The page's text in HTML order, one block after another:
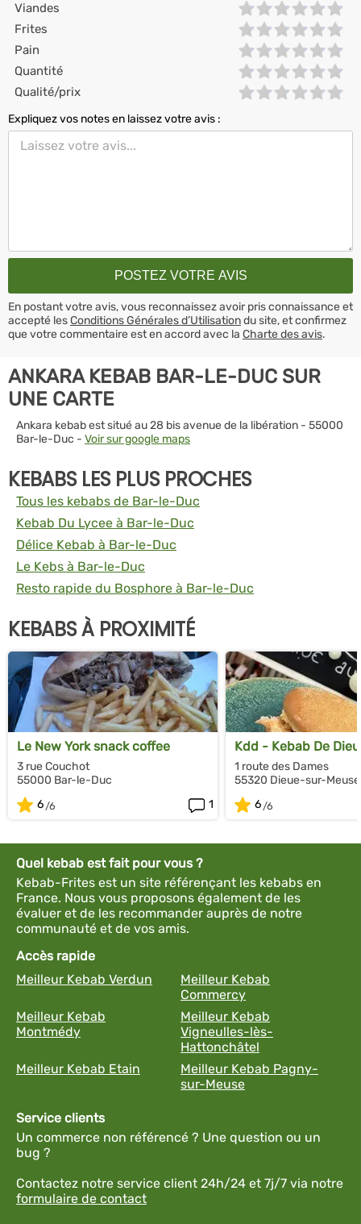
Viandes
Frites
Pain
Quantité
Qualité/prix
Expliquez vos notes en laissez votre avis :
En postant votre avis, vous reconnaissez avoir pris connaissance et
accepté lesConditions Générales d’Utilisationdu site, et confirmez
que votre commentaire est en accord avec la Charte des avis.
ANKARA KEBAB BAR-LE-DUC SUR
UNE CARTE
Ankara kebab est situé au 28 bis avenue de la libération - 55000
Bar-le-Duc - Voir sur google maps
KEBABS LES PLUS PROCHES
Tous les kebabs de Bar-le-Duc
Kebab Du Lycee à Bar-le-Duc
Délice Kebab à Bar-le-Duc
Le Kebs à Bar-le-Duc
Resto rapide du Bosphore à Bar-le-Duc
KEBABS À PROXIMITÉ
Le New York snack coffee
3 rue Couchot
55000 Bar-le-Duc
6
1
Kdd - Kebab De
1 route des Dames
55320 Dieue-sur-Meuse
6
Quel kebab est fait pour vous ?
Kebab-Frites est un site référençant les kebabs en
France. Nous vous proposons également de les
évaluer et de les recommander auprès de notre
communauté et de vos amis.
Accès rapide
Meilleur Kebab Verdun
Meilleur Kebab
Commercy
Meilleur Kebab
Montmédy
Meilleur Kebab
Vigneulles-lès-
Hattonchâtel
Meilleur Kebab Etain
Meilleur Kebab Pagny-
sur-Meuse
Service clients
Un commerce non référencé ? Une question ou un
bug ?
Contactez notre service client 24h/24 et 7j/7 via notre
formulaire de contact